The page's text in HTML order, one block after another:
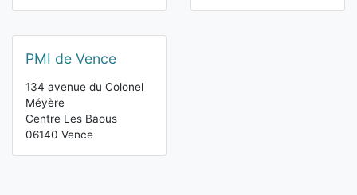
PMI de Vence
134 avenue du Colonel
Méyère
Centre Les Baous
06140 Vence